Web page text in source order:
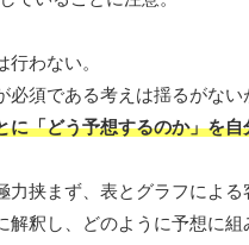
わない。
須である考えは揺るがない
に「どう予想するのか」を
挟まず、表とグラフによる
解釈し、どのように予想に組